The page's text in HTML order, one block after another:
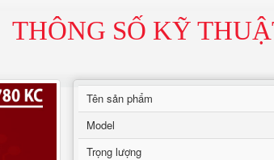
THÔNG SỐ KỸ
Tên sản phẩm
Model
Trọng lượng